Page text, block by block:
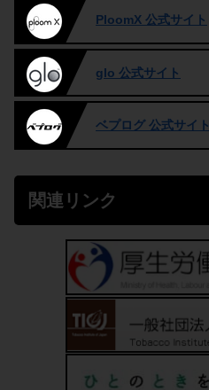
PloomX 公式サイト
glo 公式サイト
ベプログ 公式サイト
関連リンク